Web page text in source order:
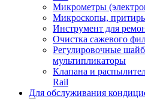
Микрометры
Микроскопы,
Инструмент для
Очистка сажевого
Регулировочные
мультипликаторы
Клапана и
Rаil
Для обслуживания